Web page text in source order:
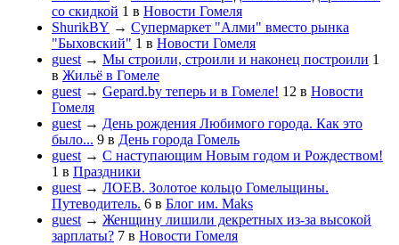
со скидкой 1 в Новости Гомеля
ShurikBY → Супермаркет "Алми" вместо рынка
"Быховский" 1 в Новости Гомеля
guest → Мы строили, строили и наконец построили 1
в Жильё в Гомеле
guest → Gepard.by теперь и в Гомеле! 12 в Новости
Гомеля
guest → День рождения Любимого города. Как это
было... 9 в День города Гомель
guest → С наступающим Новым годом и Рождеством!
1 в Праздники
guest → ЛОЕВ. Золотое кольцо Гомельщины.
Путеводитель. 6 в Блог им. Maks
guest → Женщину лишили декретных из-за высокой
зарплаты? 7 в Новости Гомеля